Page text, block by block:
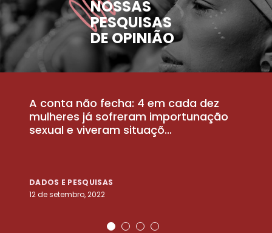
NOSSAS
PESQUISAS
DE OPINIÃO
A conta não fecha: 4 em cada dez
mulheres já sofreram importunação
sexual e viveram situaçõ...
DADOS E PESQUISAS
12 de setembro, 2022